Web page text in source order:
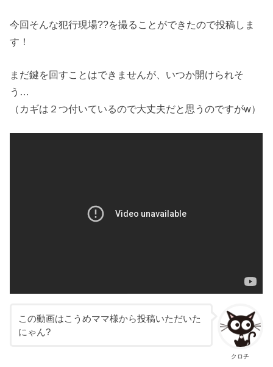
今回そんな犯行現場??を撮ることができたので投稿しま
す！
まだ鍵を回すことはできませんが、いつか開けられそ
う…
（カギは２つ付いているので大丈夫だと思うのですがw）
クロチ
この動画はこうめママ様から投稿いただいた
にゃん?